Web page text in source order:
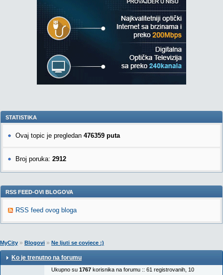
STATISTIKA
Ovaj topic je pregledan 476359 puta
Broj poruka: 2912
RSS FEED-OVI BLOGOVA
RSS feed ovog bloga
MyCity » Blogovi » Ne ljuti se covjece :)
Ko je trenutno na forumu
Ukupno su 1767 korisnika na forumu :: 61 registrovanih, 10